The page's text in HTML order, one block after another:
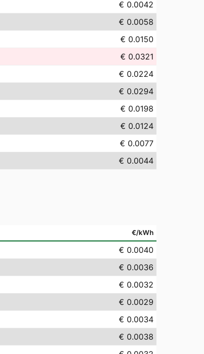
€ 0.0042
€ 0.0058
€ 0.0150
€ 0.0321
€ 0.0224
€ 0.0294
€ 0.0198
€ 0.0124
€ 0.0077
€ 0.0044
€/kWh
€ 0.0040
€ 0.0036
€ 0.0032
€ 0.0029
€ 0.0034
€ 0.0038